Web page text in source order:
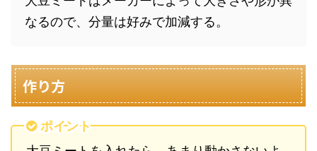
なるので、分量は好みで加減する。
作り方
ポイント